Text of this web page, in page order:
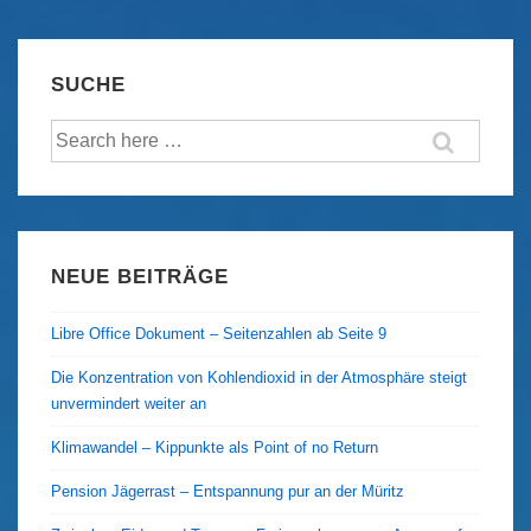
aus
Norden
SUCHE
Suche
NEUE BEITRÄGE
Libre Office Dokument – Seitenzahlen ab Seite 9
Die Konzentration von Kohlendioxid in der Atmosphäre steigt
unvermindert weiter an
Klimawandel – Kippunkte als Point of no Return
Pension Jägerrast – Entspannung pur an der Müritz